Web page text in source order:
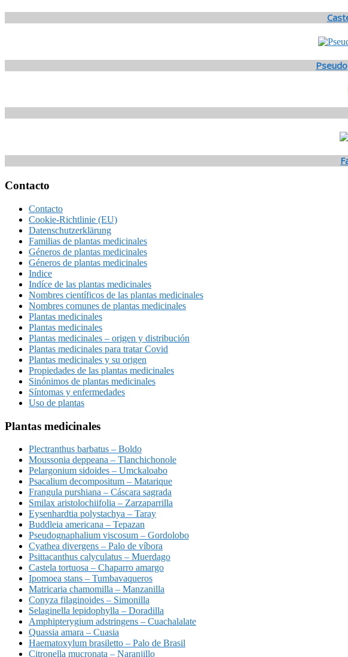
Footer
Contacto
Contacto
Cookie-Richtlinie (EU)
Datenschutzerklärung
Familias de plantas medicinales
Géneros de plantas medicinales
Géneros de plantas medicinales
Indice
Indíce de las plantas medicinales
Nombres científicos de las plantas medicinales
Nombres comunes de plantas medicinales
Plantas medicinales
Plantas medicinales
Plantas medicinales – origen y distribución
Plantas medicinales para tratar Covid
Plantas medicinales y su origen
Propiedades de las plantas medicinales
Sinónimos de plantas medicinales
Síntomas y enfermedades
Uso de plantas
Plantas medicinales
Plectranthus barbatus – Boldo
Moussonia deppeana – Tlanchichonole
Pelargonium sidoides – Umckaloabo
Psacalium decompositum – Matarique
Frangula purshiana – Cáscara sagrada
Smilax aristolochiifolia – Zarzaparrilla
Eysenhardtia polystachya – Taray
Buddleia americana – Tepazan
Pseudognaphalium viscosum – Gordolobo
Cyathea divergens – Palo de víbora
Psittacanthus calyculatus – Muerdago
Castela tortuosa – Chaparro amargo
Ipomoea stans – Tumbavaqueros
Matricaria chamomilla – Manzanilla
Conyza filaginoides – Simonilla
Selaginella lepidophylla – Doradilla
Amphipterygium adstringens – Cuachalalate
Quassia amara – Cuasia
Haematoxylum brasiletto – Palo de Brasil
Citronella mucronata – Naranjillo